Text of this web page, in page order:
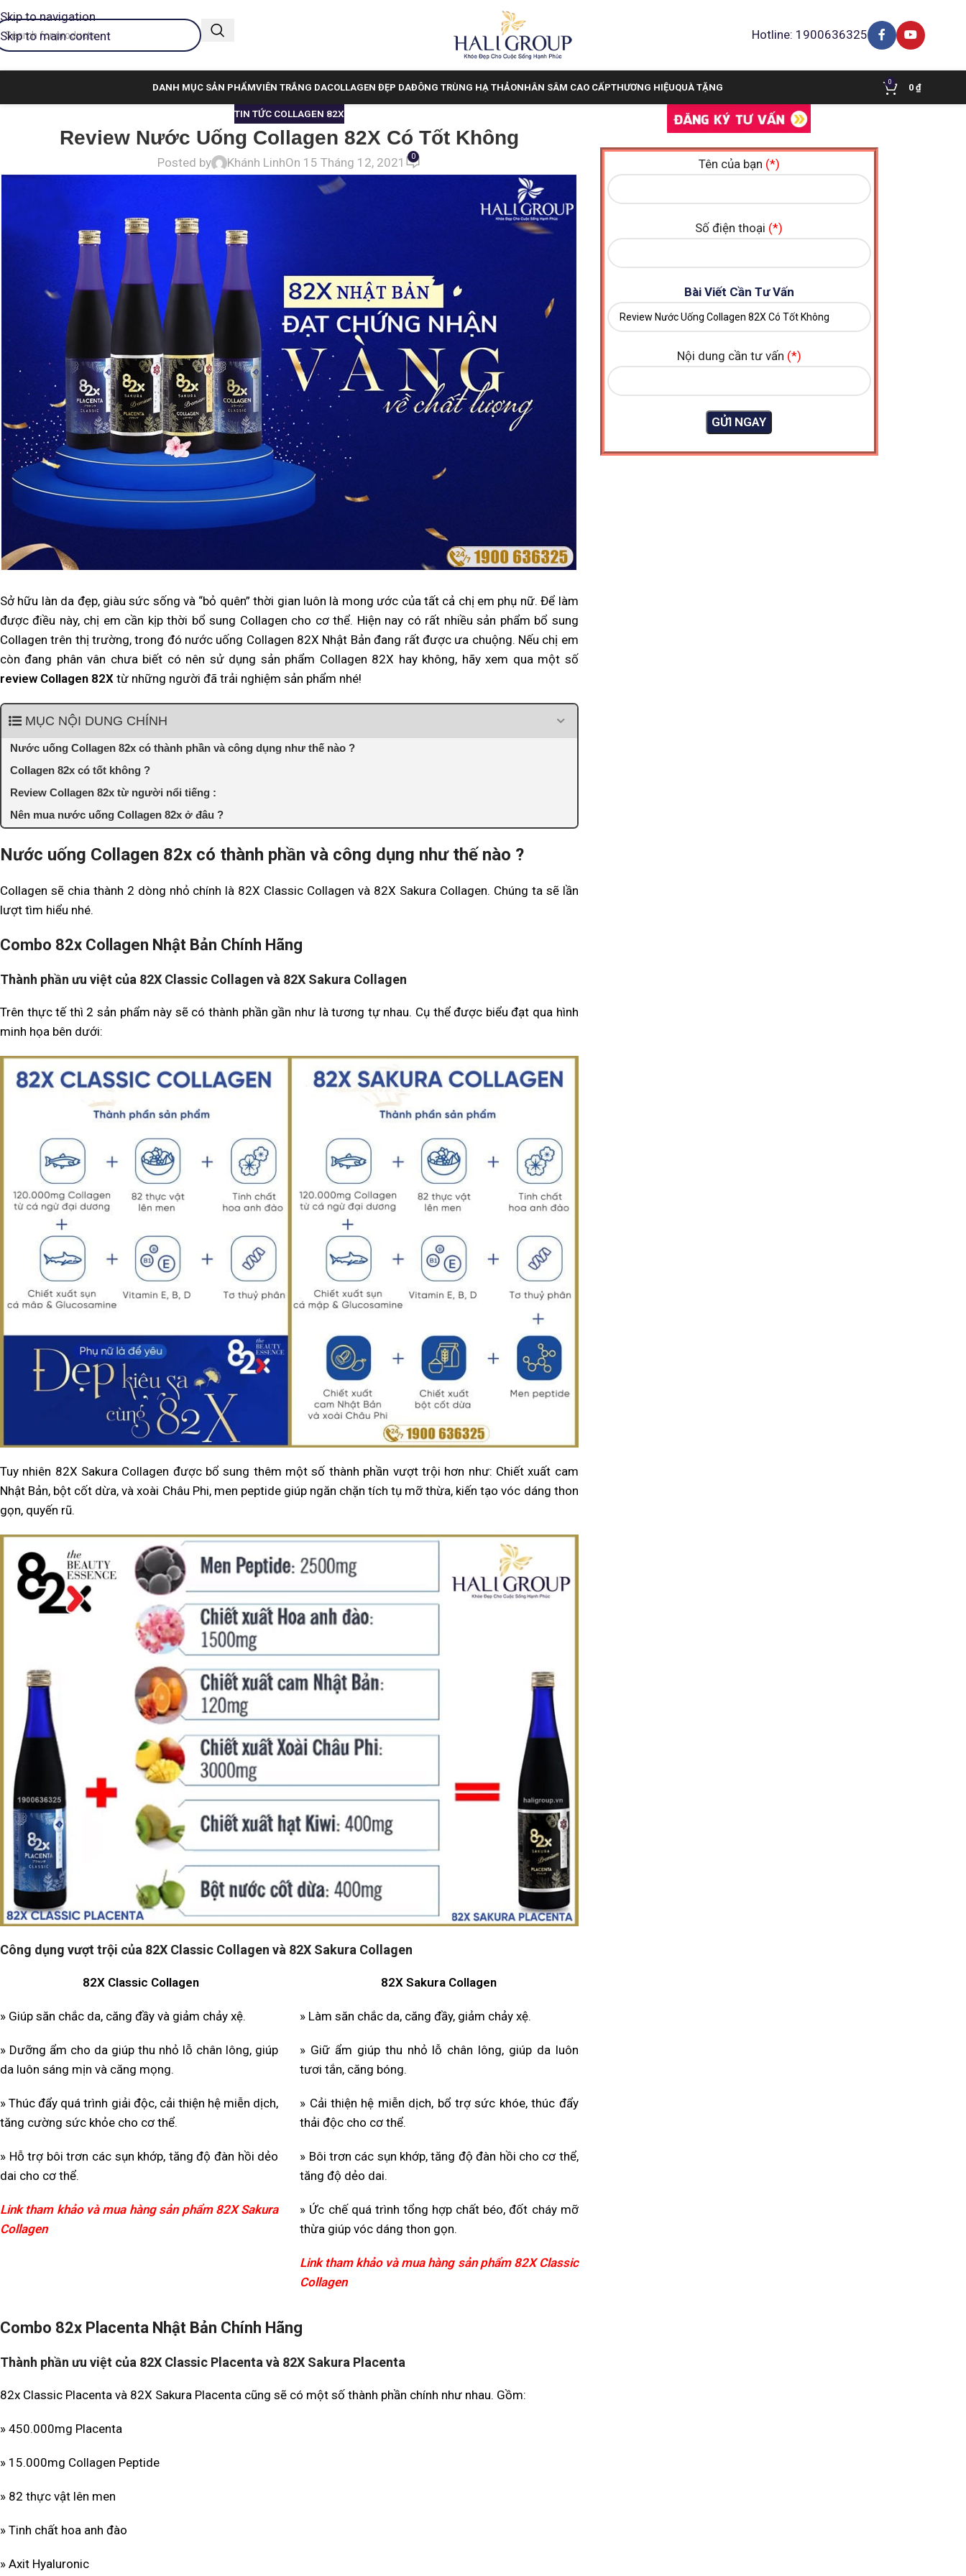
Skip to navigation
Skip to main content
Hotline: 1900636325
DANH MỤC SẢN PHẨMVIÊN TRẮNG DACOLLAGEN ĐẸP DAĐÔNG TRÙNG HẠ THẢONHÂN SÂM CAO CẤPTHƯƠNG HIỆUQUÀ TẶNG 0
0 ₫
TIN TỨC COLLAGEN 82X
Review Nước Uống Collagen 82X Có Tốt Không
Posted by Khánh LinhOn 15 Tháng 12, 2021 0
Sở hữu làn da đẹp, giàu sức sống và “bỏ quên” thời gian luôn là mong ước của tất cả chị em phụ nữ. Để làm
được điều này, chị em cần kịp thời bổ sung Collagen cho cơ thể. Hiện nay có rất nhiều sản phẩm bổ sung
Collagen trên thị trường, trong đó nước uống Collagen 82X Nhật Bản đang rất được ưa chuộng. Nếu chị em
còn đang phân vân chưa biết có nên sử dụng sản phẩm Collagen 82X hay không, hãy xem qua một số
review Collagen 82X từ những người đã trải nghiệm sản phẩm nhé!
MỤC NỘI DUNG CHÍNH
Nước uống Collagen 82x có thành phần và công dụng như thế nào ?
Collagen 82x có tốt không ?
Review Collagen 82x từ người nổi tiếng :
Nên mua nước uống Collagen 82x ở đâu ?
Nước uống Collagen 82x có thành phần và công dụng như thế nào ?
Collagen sẽ chia thành 2 dòng nhỏ chính là 82X Classic Collagen và 82X Sakura Collagen. Chúng ta sẽ lần
lượt tìm hiểu nhé.
Combo 82x Collagen Nhật Bản Chính Hãng
Thành phần ưu việt của 82X Classic Collagen và 82X Sakura Collagen
Trên thực tế thì 2 sản phẩm này sẽ có thành phần gần như là tương tự nhau. Cụ thể được biểu đạt qua hình
minh họa bên dưới:
Tuy nhiên 82X Sakura Collagen được bổ sung thêm một số thành phần vượt trội hơn như: Chiết xuất cam
Nhật Bản, bột cốt dừa, và xoài Châu Phi, men peptide giúp ngăn chặn tích tụ mỡ thừa, kiến tạo vóc dáng thon
gọn, quyến rũ.
Công dụng vượt trội của 82X Classic Collagen và 82X Sakura Collagen
82X Classic Collagen
» Giúp săn chắc da, căng đầy và giảm chảy xệ.
» Dưỡng ẩm cho da giúp thu nhỏ lỗ chân lông, giúp
da luôn sáng mịn và căng mọng.
» Thúc đẩy quá trình giải độc, cải thiện hệ miễn dịch,
tăng cường sức khỏe cho cơ thể.
» Hỗ trợ bôi trơn các sụn khớp, tăng độ đàn hồi dẻo
dai cho cơ thể.
Link tham khảo và mua hàng sản phẩm 82X Sakura
Collagen
82X Sakura Collagen
» Làm săn chắc da, căng đầy, giảm chảy xệ.
» Giữ ẩm giúp thu nhỏ lỗ chân lông, giúp da luôn
tươi tắn, căng bóng.
» Cải thiện hệ miễn dịch, bổ trợ sức khóe, thúc đẩy
thải độc cho cơ thể.
» Bôi trơn các sụn khớp, tăng độ đàn hồi cho cơ thể,
tăng độ dẻo dai.
» Ức chế quá trình tổng hợp chất béo, đốt cháy mỡ
thừa giúp vóc dáng thon gọn.
Link tham khảo và mua hàng sản phẩm 82X Classic
Collagen
Combo 82x Placenta Nhật Bản Chính Hãng
Thành phần ưu việt của 82X Classic Placenta và 82X Sakura Placenta
82x Classic Placenta và 82X Sakura Placenta cũng sẽ có một số thành phần chính như nhau. Gồm:
» 450.000mg Placenta
» 15.000mg Collagen Peptide
» 82 thực vật lên men
» Tinh chất hoa anh đào
» Axit Hyaluronic
Tên của bạn (*)
Số điện thoại (*)
Bài Viết Cần Tư Vấn
Nội dung cần tư vấn (*)